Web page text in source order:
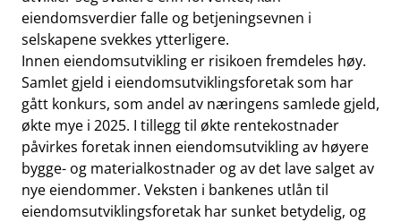
eiendomsverdier falle og betjeningsevnen i
selskapene svekkes ytterligere.
Innen eiendomsutvikling er risikoen fremdeles høy.
Samlet gjeld i eiendomsutviklingsforetak som har
gått konkurs, som andel av næringens samlede gjeld,
økte mye i 2025. I tillegg til økte rentekostnader
påvirkes foretak innen eiendomsutvikling av høyere
bygge- og materialkostnader og av det lave salget av
nye eiendommer. Veksten i bankenes utlån til
eiendomsutviklingsforetak har sunket betydelig, og